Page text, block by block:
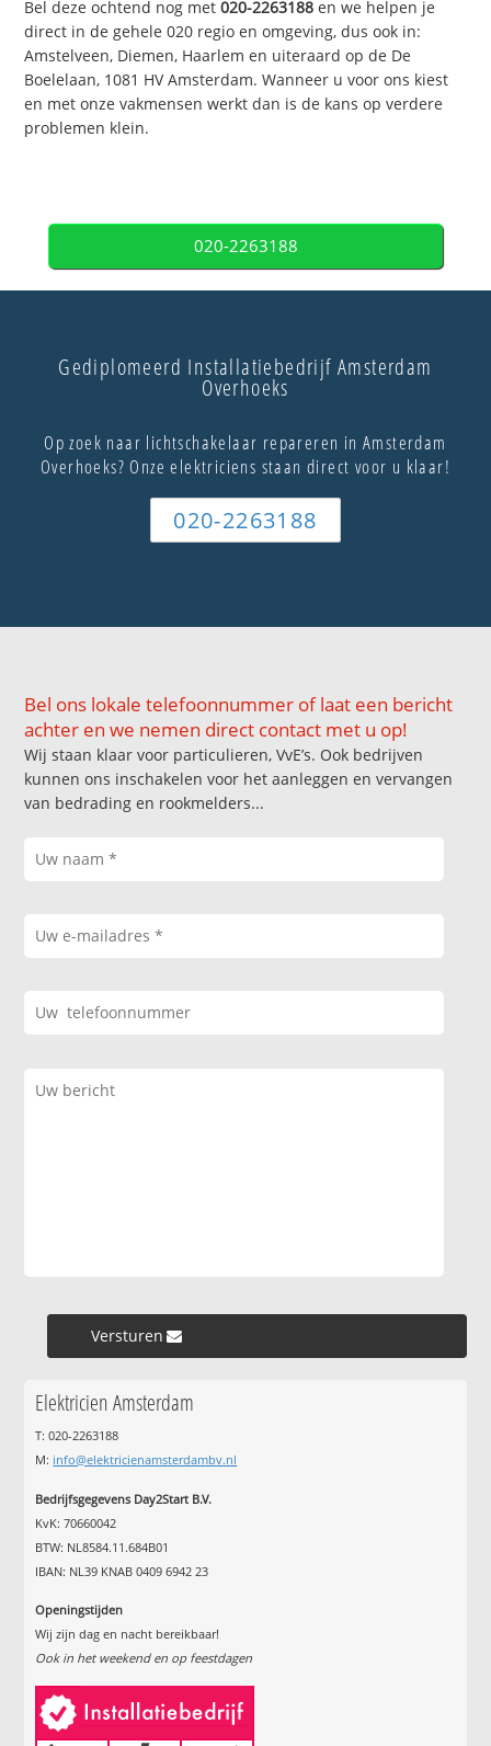
Bel deze ochtend nog met020-2263188 en we helpen je
direct in de gehele 020 regio en omgeving, dus ook in:
Amstelveen, Diemen, Haarlem en uiteraard op de De
Boelelaan, 1081 HV Amsterdam. Wanneer u voor ons kiest
en met onze vakmensen werkt dan is de kans op verdere
problemen klein.
020-2263188
Gediplomeerd Installatiebedrijf Amsterdam
Overhoeks
Op zoek naar lichtschakelaar repareren in Amsterdam
Overhoeks? Onze elektriciens staan direct voor u klaar!
020-2263188
Bel ons lokale telefoonnummer of laat een bericht
achter en we nemen direct contact met u op!
Wij staan klaar voor particulieren, VvE’s. Ook bedrijven
kunnen ons inschakelen voor het aanleggen en vervangen
van bedrading en rookmelders...
Versturen »
Elektricien Amsterdam
T: 020-2263188
M: info@elektricienamsterdambv.nl
Bedrijfsgegevens Day2Start B.V.
KvK: 70660042
BTW: NL8584.11.684B01
IBAN: NL39 KNAB 0409 6942 23
Openingstijden
Wij zijn dag en nacht bereikbaar!
Ook in het weekend en op feestdagen